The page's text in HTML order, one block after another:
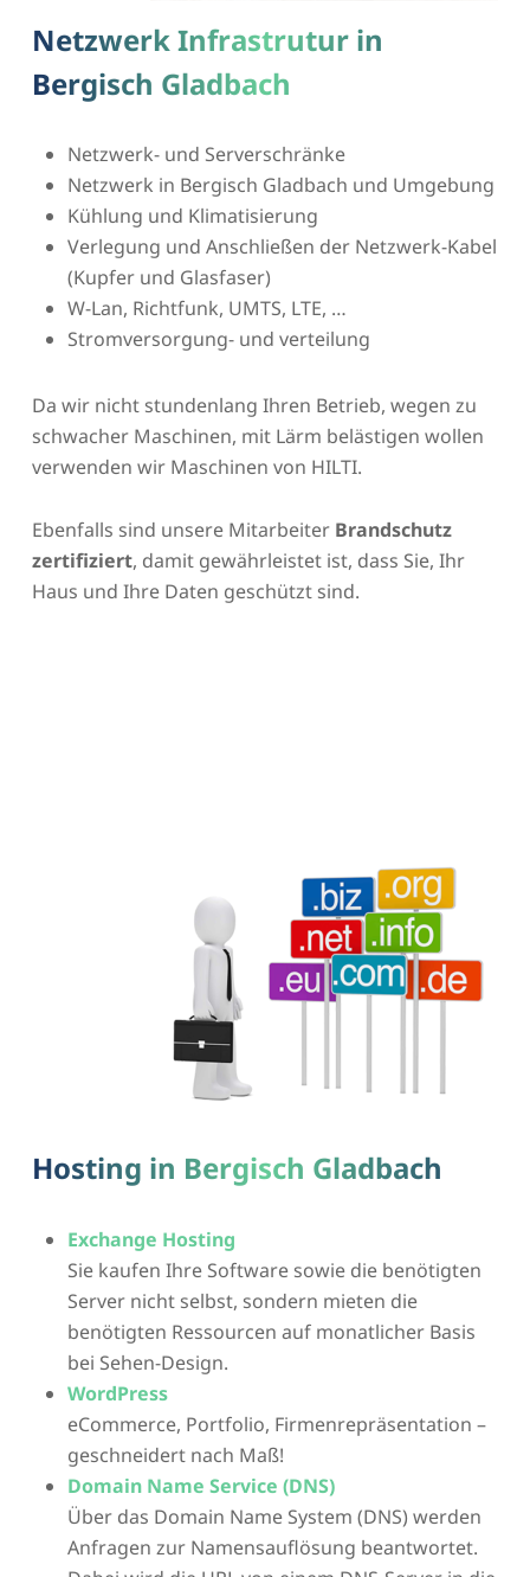
Netzwerk Infrastrutur in
Bergisch Gladbach
Netzwerk- und Serverschränke
Netzwerk in Bergisch Gladbach und Umgebung
Kühlung und Klimatisierung
Verlegung und Anschließen der Netzwerk-Kabel
(Kupfer und Glasfaser)
W-Lan, Richtfunk, UMTS, LTE, …
Stromversorgung- und verteilung
Da wir nicht stundenlang Ihren Betrieb, wegen zu
schwacher Maschinen, mit Lärm belästigen wollen
verwenden wir Maschinen von HILTI.
Ebenfalls sind unsere Mitarbeiter Brandschutz
zertifiziert, damit gewährleistet ist, dass Sie, Ihr
Haus und Ihre Daten geschützt sind.
Hosting in Bergisch Gladbach
Exchange Hosting
Sie kaufen Ihre Software sowie die benötigten
Server nicht selbst, sondern mieten die
benötigten Ressourcen auf monatlicher Basis
bei Sehen-Design.
WordPress
eCommerce, Portfolio, Firmenrepräsentation –
geschneidert nach Maß!
Domain Name Service (DNS)
Über das Domain Name System (DNS) werden
Anfragen zur Namensauflösung beantwortet.